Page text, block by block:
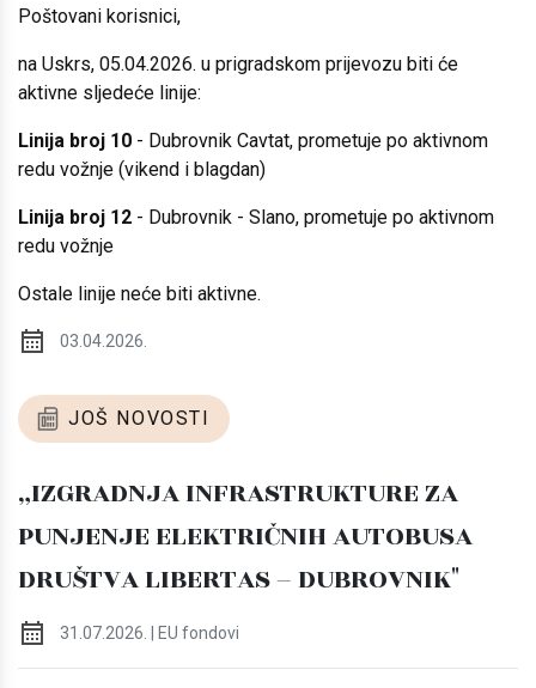
Poštovani korisnici,
na Uskrs, 05.04.2026. u prigradskom prijevozu biti će
aktivne sljedeće linije:
Linija broj 10 - Dubrovnik Cavtat, prometuje po aktivnom
redu vožnje (vikend i blagdan)
Linija broj 12 - Dubrovnik - Slano, prometuje po aktivnom
redu vožnje
Ostale linije neće biti aktivne.
03.04.2026.
JOŠ NOVOSTI
„IZGRADNJA INFRASTRUKTURE ZA
PUNJENJE ELEKTRIČNIH AUTOBUSA
DRUŠTVA LIBERTAS – DUBROVNIK"
31.07.2026. | EU fondovi